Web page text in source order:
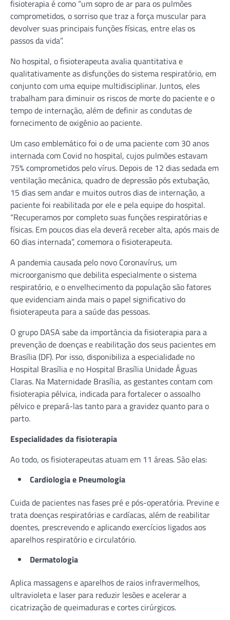
fisioterapia é como “um sopro de ar para os pulmões
comprometidos, o sorriso que traz a força muscular para
devolver suas principais funções físicas, entre elas os
passos da vida”.
No hospital, o fisioterapeuta avalia quantitativa e
qualitativamente as disfunções do sistema respiratório, em
conjunto com uma equipe multidisciplinar. Juntos, eles
trabalham para diminuir os riscos de morte do paciente e o
tempo de internação, além de definir as condutas de
fornecimento de oxigênio ao paciente.
Um caso emblemático foi o de uma paciente com 30 anos
internada com Covid no hospital, cujos pulmões estavam
75% comprometidos pelo vírus. Depois de 12 dias sedada em
ventilação mecânica, quadro de depressão pós extubação,
15 dias sem andar e muitos outros dias de internação, a
paciente foi reabilitada por ele e pela equipe do hospital.
“Recuperamos por completo suas funções respiratórias e
físicas. Em poucos dias ela deverá receber alta, após mais de
60 dias internada”, comemora o fisioterapeuta.
A pandemia causada pelo novo Coronavírus, um
microorganismo que debilita especialmente o sistema
respiratório, e o envelhecimento da população são fatores
que evidenciam ainda mais o papel significativo do
fisioterapeuta para a saúde das pessoas.
O grupo DASA sabe da importância da fisioterapia para a
prevenção de doenças e reabilitação dos seus pacientes em
Brasília (DF). Por isso, disponibiliza a especialidade no
Hospital Brasília e no Hospital Brasília Unidade Águas
Claras. Na Maternidade Brasília, as gestantes contam com
fisioterapia pélvica, indicada para fortalecer o assoalho
pélvico e prepará-las tanto para a gravidez quanto para o
parto.
Especialidades da fisioterapia
Ao todo, os fisioterapeutas atuam em 11 áreas. São elas:
Cardiologia e Pneumologia
Cuida de pacientes nas fases pré e pós-operatória. Previne e
trata doenças respiratórias e cardíacas, além de reabilitar
doentes, prescrevendo e aplicando exercícios ligados aos
aparelhos respiratório e circulatório.
Dermatologia
Aplica massagens e aparelhos de raios infravermelhos,
ultravioleta e laser para reduzir lesões e acelerar a
cicatrização de queimaduras e cortes cirúrgicos.